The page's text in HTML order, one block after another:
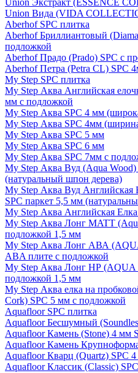
Union Экстракт (ESSENCE
Union Вида (VIDA
Aberhof SPC плитка
Aberhof Бриллиантовый
подложкой
Aberhof Прадо (Prado) SPC с
Aberhof Петра (Petra CL) SPC
My Step SPC плитка
My Step Аква Английская
мм с подложкой
My Step Аква SPC 4 мм
My Step Аква SPC 4мм
My Step Аква SPC 5 мм
My Step Аква SPC 6 мм
My Step Аква SPC 7мм c
My Step Аква Вуд (Aqua
(натуральный шпон дерева)
My Step Аква Вуд Английская
SPC паркет 5,5 мм
My Step Аква Английская
My Step Аква Лонг MATT
подложкой 1,5 мм
My Step Аква Лонг АВА
ABA плите с подложкой
My Step Аква Лонг НР (AQUA
подложкой 1,5 мм
My Step Аква елка на
Cork) SPC 5 мм с подложкой
Aquafloor SPC плитка
Aquafloor Бесшумный
Aquafloor Камень (Stone) 4 мм
Aquafloor Камень
Aquafloor Кварц (Quartz) SPC
Aquafloor Классик (Classic)